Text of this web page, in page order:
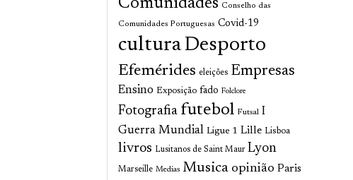
Comunidades Conselho das
Comunidades Portuguesas Covid-19
culturaDesporto
Efemérides eleições Empresas
Ensino Exposição fado Folclore
Fotografia futebol Futsal I
Guerra Mundial Ligue 1 Lille Lisboa
livros Lusitanos de Saint Maur Lyon
Marseille Medias Musica opinião Paris